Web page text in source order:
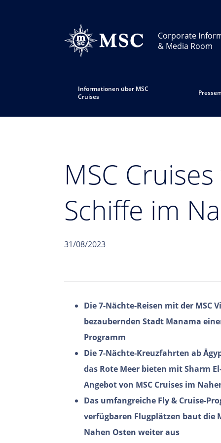
Corporate
& Media Room
Informationen über MSC
Cruises
MSC
Schiffe im
31/08/2023
Die 7-Nächte-Reisen mit der
bezaubernden Stadt Manama
Programm
Die 7-Nächte-Kreuzfahrten ab
das Rote Meer bieten mit Sharm
Angebot von MSC Cruises im
Das umfangreiche Fly & Cruise-
verfügbaren Flugplätzen baut die
Nahen Osten weiter aus